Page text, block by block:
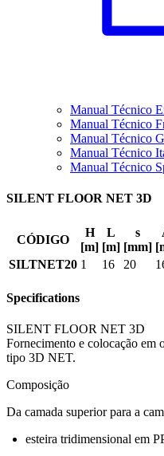
Manual Técnico
Manual Técnico
Manual Técnico
Manual Técnico
Manual Técnico
SILENT FLOOR NET 3D
CÓDIGO
H
[m]
L
[m]
s
[mm]
SILTNET20 1 16 20
Specifications
SILENT FLOOR NET 3D
Fornecimento e colocação em
tipo 3D NET.
Composição
Da camada superior para a
esteira tridimensional em